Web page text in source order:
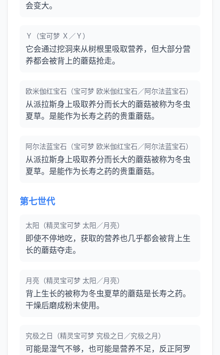
会变大。
Ｙ（宝可梦 Ｘ／Ｙ）
它会通过挖洞来从树根里吸取营养，但大部分营
养都会被背上的蘑菇抢走。
欧米伽红宝石（宝可梦 欧米伽红宝石／阿尔法蓝宝石）
从派拉斯身上吸取养分而长大的蘑菇被称为冬虫
夏草。是能作为长寿之药的贵重蘑菇。
阿尔法蓝宝石（宝可梦 欧米伽红宝石／阿尔法蓝宝石）
从派拉斯身上吸取养分而长大的蘑菇被称为冬虫
夏草。是能作为长寿之药的贵重蘑菇。
第七世代
太阳（精灵宝可梦 太阳／月亮）
即使不停地吃，获取的营养也几乎都会被背上生
长的蘑菇夺走。
月亮（精灵宝可梦 太阳／月亮）
背上生长的被称为冬虫夏草的蘑菇是长寿之药。
干燥后磨成粉末使用。
究极之日（精灵宝可梦 究极之日／究极之月）
可能是湿气不够，也可能是营养不足，反正阿罗